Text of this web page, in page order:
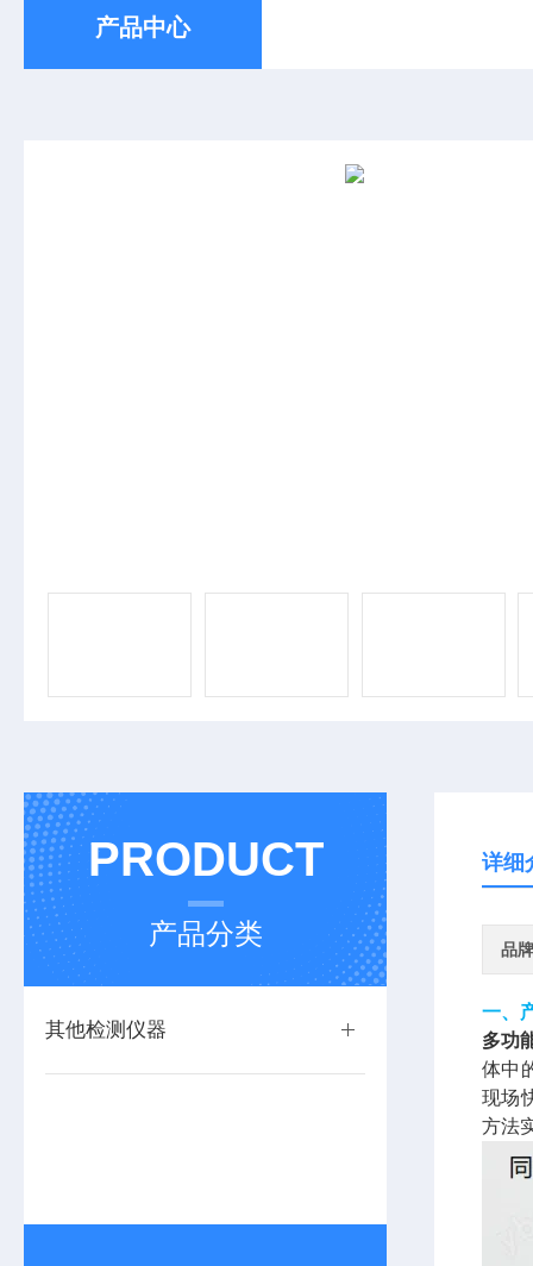
产品中心
PRODUCT
产品分类
其他检测仪器
详细
品牌
一、
多功
体中
现场
方法